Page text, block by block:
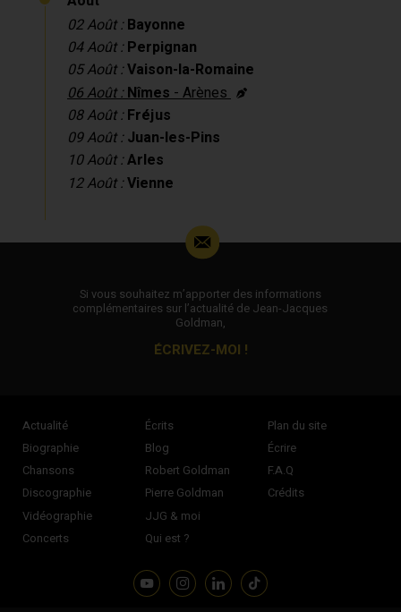
02 Août : Bayonne
04 Août : Perpignan
05 Août :Vaison-la-Romaine
06 Août : Nîmes - Arènes
08 Août : Fréjus
09 Août : Juan-les-Pins
10 Août :Arles
12 Août :Vienne
Actualité
Biographie
Chansons
Discographie
Vidéographie
Concerts
Écrits
Blog
Robert Goldman
Pierre Goldman
JJG & moi
Qui est ?
Plan du site
Écrire
F.A.Q
Crédits
Si vous souhaitez m’apporter des informations
complémentaires sur l’actualité de Jean-Jacques
Goldman,
ÉCRIVEZ-MOI !